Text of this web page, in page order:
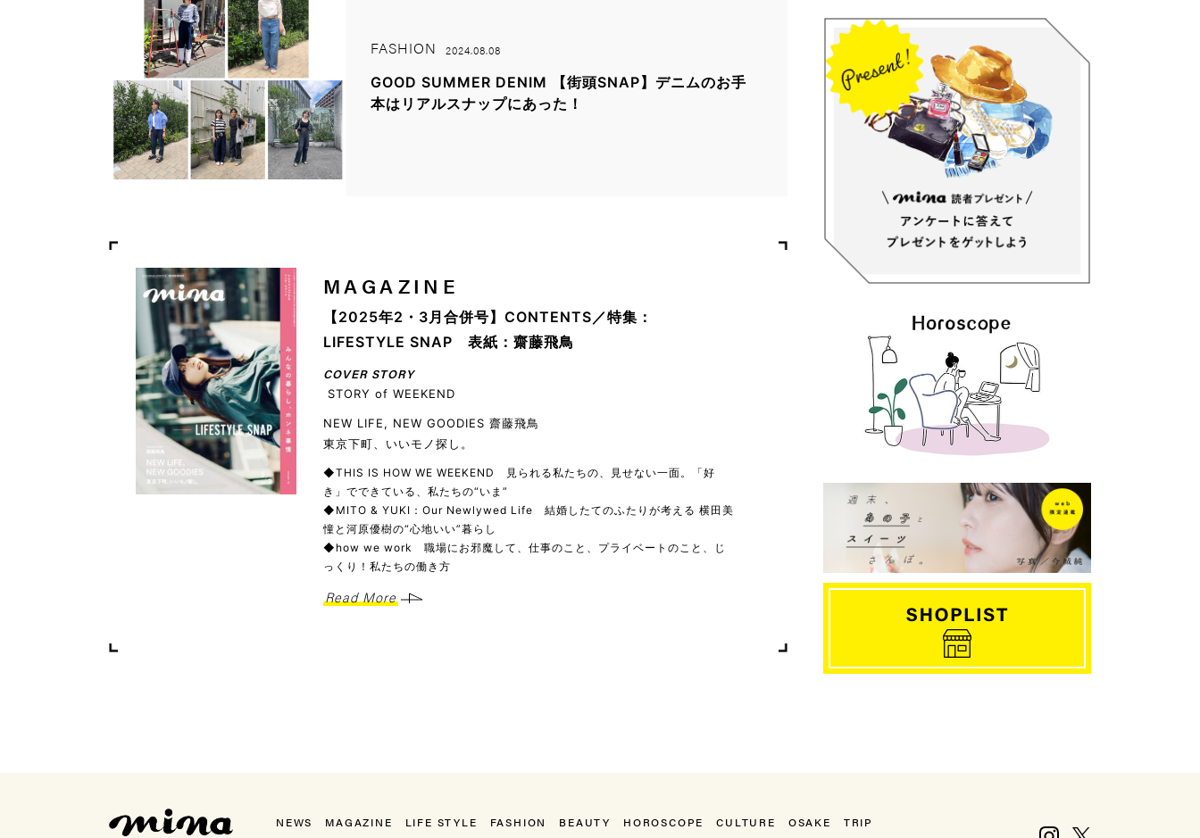
FASHION 2024.08.08
GOOD SUMMER DENIM 【街頭SNAP】デニムのお手
本はリアルスナップにあった！
MAGAZINE
【2025年2・3月合併号】CONTENTS／特集：
LIFESTYLE SNAP 表紙：齋藤飛鳥
COVER STORY
STORY of WEEKEND
NEW LIFE, NEW GOODIES 齋藤飛鳥
東京下町、いいモノ探し。
◆THIS IS HOW WE WEEKEND 見られる私たちの、見せない一面。「好
き」でできている、私たちの“いま”
◆MITO & YUKI：Our Newlywed Life 結婚したてのふたりが考える 横田美
憧と河原優樹の“心地いい”暮らし
◆how we work 職場にお邪魔して、仕事のこと、プライベートのこと、じ
っくり！私たちの働き方
Read More
NEWS MAGAZINE LIFE STYLE FASHION BEAUTY HOROSCOPE CULTURE OSAKE
TRIP
Instagram